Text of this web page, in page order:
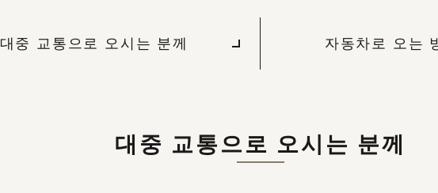
대중 교통으로 오시는 분께 자동차로 오는
대중 교통으로 오시는 분께